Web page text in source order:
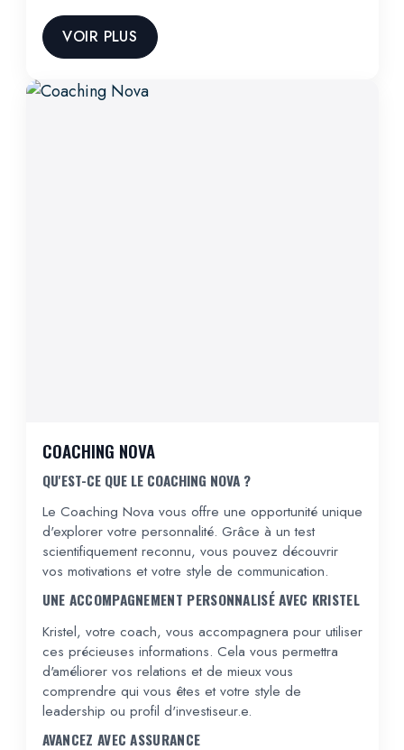
VOIR PLUS
COACHING NOVA
QU'EST-CE QUE LE COACHING NOVA ?
Le Coaching Nova vous offre une opportunité unique
d'explorer votre personnalité. Grâce à un test
scientifiquement reconnu, vous pouvez découvrir
vos motivations et votre style de communication.
UNE ACCOMPAGNEMENT PERSONNALISÉ AVEC KRISTEL
Kristel, votre coach, vous accompagnera pour utiliser
ces précieuses informations. Cela vous permettra
d'améliorer vos relations et de mieux vous
comprendre qui vous êtes et votre style de
leadership ou profil d'investiseur.e.
AVANCEZ AVEC ASSURANCE